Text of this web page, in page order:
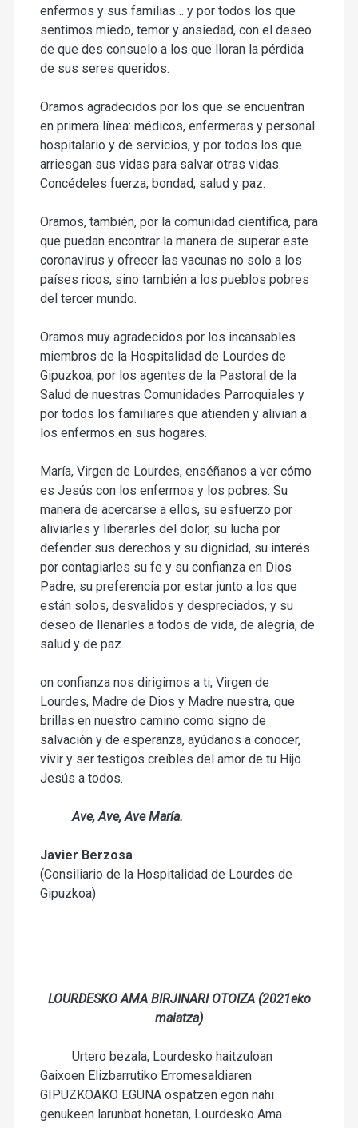
enfermos y sus familias… y por todos los que
sentimos miedo, temor y ansiedad, con el deseo
de que des consuelo a los que lloran la pérdida
de sus seres queridos.
Oramos agradecidos por los que se encuentran
en primera línea: médicos, enfermeras y personal
hospitalario y de servicios, y por todos los que
arriesgan sus vidas para salvar otras vidas.
Concédeles fuerza, bondad, salud y paz.
Oramos, también, por la comunidad científica, para
que puedan encontrar la manera de superar este
coronavirus y ofrecer las vacunas no solo a los
países ricos, sino también a los pueblos pobres
del tercer mundo.
Oramos muy agradecidos por los incansables
miembros de la Hospitalidad de Lourdes de
Gipuzkoa, por los agentes de la Pastoral de la
Salud de nuestras Comunidades Parroquiales y
por todos los familiares que atienden y alivian a
los enfermos en sus hogares.
María, Virgen de Lourdes, enséñanos a ver cómo
es Jesús con los enfermos y los pobres. Su
manera de acercarse a ellos, su esfuerzo por
aliviarles y liberarles del dolor, su lucha por
defender sus derechos y su dignidad, su interés
por contagiarles su fe y su confianza en Dios
Padre, su preferencia por estar junto a los que
están solos, desvalidos y despreciados, y su
deseo de llenarles a todos de vida, de alegría, de
salud y de paz.
on confianza nos dirigimos a ti, Virgen de
Lourdes, Madre de Dios y Madre nuestra, que
brillas en nuestro camino como signo de
salvación y de esperanza, ayúdanos a conocer,
vivir y ser testigos creíbles del amor de tu Hijo
Jesús a todos.
Ave, Ave, Ave María.
Javier Berzosa
(Consiliario de la Hospitalidad de Lourdes de
Gipuzkoa)
LOURDESKO AMA BIRJINARI OTOIZA (2021eko
maiatza)
Urtero bezala, Lourdesko haitzuloan
Gaixoen Elizbarrutiko Erromesaldiaren
GIPUZKOAKO EGUNA ospatzen egon nahi
genukeen larunbat honetan, Lourdesko Ama